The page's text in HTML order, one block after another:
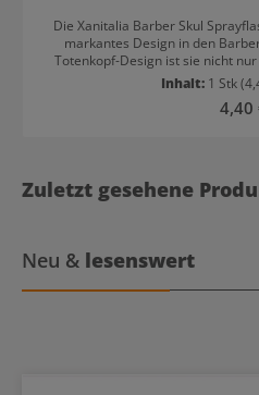
Die Xanitalia Barber Skul
markantes Design in den
Totenkopf-Design ist sie nicht
sondern auch ein echtes
Inhalt: 1 Stk
4,40
Zuletzt gesehene
Neu & lesenswert